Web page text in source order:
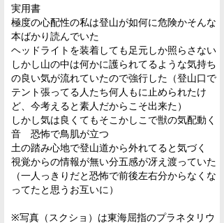
実用書
極度の心配性の私は登山が如何に危険かそんな
本ばかり読んでいた
ヘッドライトを装着しても足元しか照らさない
しかし山の中は何かに護られてるような気持ち
の良い気が流れていたので強行した（登山口で
テント張ってる人たち何人もに止められたけ
ど、今考えると素人だからこそ出来た）
しかし気は良くてもそこかしこで獣の気配動く
音 恐怖で鳥肌が立つ
土の踏み心地で登山道から外れてると気づく
視覚からの情報が無い分五感が冴え渡っていた
（一人っきりだと恐怖で前後左右分からなくな
ってたと思うお互いに）
※写真（スクショ）は東海屈指のプラネタリウ